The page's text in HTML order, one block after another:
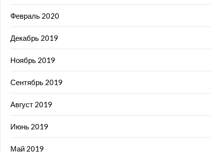
Февраль 2020
Декабрь 2019
Ноябрь 2019
Сентябрь 2019
Август 2019
Июнь 2019
Май 2019